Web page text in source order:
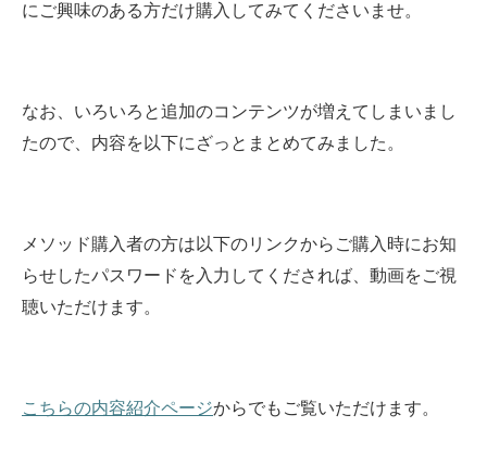
にご興味のある方だけ購入してみてくださいませ。
なお、いろいろと追加のコンテンツが増えてしまいまし
たので、内容を以下にざっとまとめてみました。
メソッド購入者の方は以下のリンクからご購入時にお知
らせしたパスワードを入力してくだされば、動画をご視
聴いただけます。
こちらの内容紹介ページからでもご覧いただけます。